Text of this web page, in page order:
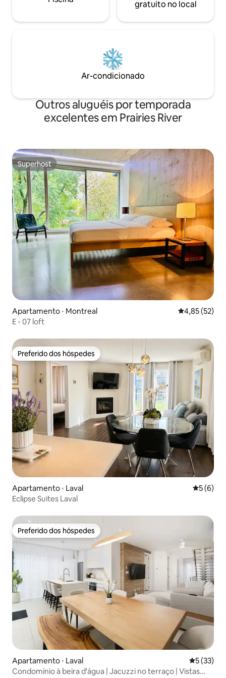
gratuito no local
Ar-condicionado
Outros aluguéis por temporada
excelentes em Prairies River
Superhost
Superhost
Apartamento ⋅ Montreal 4,85 de uma
4,85 (52)
E - 07 loft
Preferido dos hóspedes
Preferido dos hóspedes
Apartamento ⋅ Laval 5 de
5 (6)
Eclipse Suites Laval
Preferido dos hóspedes
Preferido dos hóspedes
Apartamento ⋅ Laval 5 de uma
5 (33)
Condomínio à beira d'água | Jacuzzi no terraço | Vistas